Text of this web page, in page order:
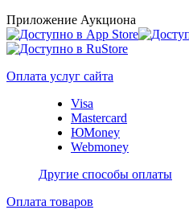
Приложение Аукциона
Оплата услуг сайта
Visa
Mastercard
ЮMoney
Webmoney
Другие способы оплаты
Оплата товаров